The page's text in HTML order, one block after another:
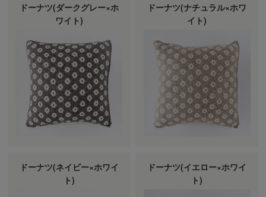
ドーナツ(ダークグレー×ホ
ワイト)
ドーナツ(ナチュラル×ホワ
イト)
ドーナツ(ネイビー×ホワイ
ト)
ドーナツ(イエロー×ホワイ
ト)